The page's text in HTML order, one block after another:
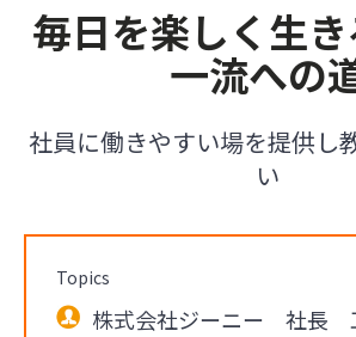
毎日を楽しく生
一流への
社員に働きやすい場を提供し
い
Topics
株式会社ジーニー 社長